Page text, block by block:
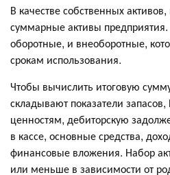
В качестве собственных
суммарные активы
оборотные, и внеоборотные,
срокам использования.
Чтобы вычислить итоговую
складывают показатели
ценностям, дебиторскую
в кассе, основные средства,
финансовые вложения. Набор
или меньше в зависимости от